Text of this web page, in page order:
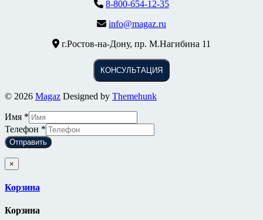
8-800-654-12-35
info@magaz.ru
г.Ростов-на-Дону, пр. М.Нагибина 11
КОНСУЛЬТАЦИЯ
© 2026 Magaz Designed by Themehunk
Имя *
Телефон *
Отправить
×
Корзина
Корзина